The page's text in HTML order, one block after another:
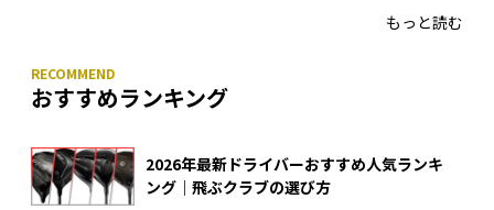
もっと読む
おすすめランキング
2026年最新ドライバーおすすめ人気ランキ
ング｜飛ぶクラブの選び方